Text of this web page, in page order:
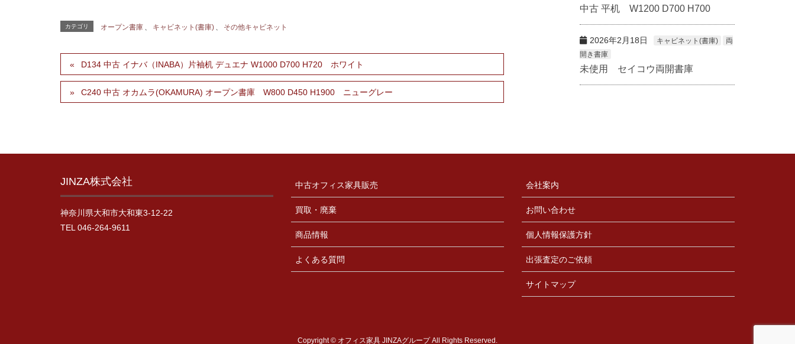
カテゴリ オープン書庫 、 キャビネット(書庫) 、 その他キャビネット
D134 中古 イナバ（INABA）片袖机 デュエナ W1000 D700 H720 ホワイト
C240 中古 オカムラ(OKAMURA) オープン書庫 W800 D450 H1900 ニューグレー
中古 平机 W1200 D700 H700
2026年2月18日 キャビネット(書庫)
両
開き書庫
未使用 セイコウ両開書庫
JINZA株式会社
神奈川県大和市大和東3-12-22
TEL 046-264-9611
中古オフィス家具販売
買取・廃棄
商品情報
よくある質問
会社案内
お問い合わせ
個人情報保護方針
出張査定のご依頼
サイトマップ
Copyright © オフィス家具 JINZAグループ All Rights Reserved.